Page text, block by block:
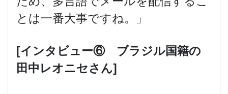
とは一番大事ですね。」
[インタビュー⑥ ブラジル国籍の
田中レオニセさん]